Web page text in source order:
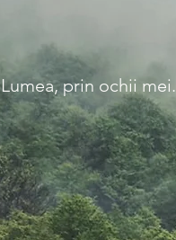
Lumea, prin ochii mei.